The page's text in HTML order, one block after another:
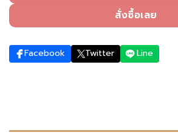
สั่งซื้อเลย
Facebook Twitter Line